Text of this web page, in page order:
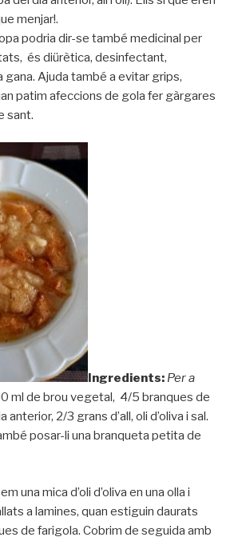
menjar!.
podria dir-se també medicinal per
és diürètica, desinfectant,
gana. Ajuda també a evitar grips,
patim afeccions de gola fer gàrgares
sant.
Ingredients: Per a
ml de brou vegetal, 4/5 branques de
2/3 grans d’all, oli d’oliva i sal.
posar-li una branqueta petita de
una mica d’oli d’oliva en una olla i
a lamines, quan estiguin daurats
de farigola. Cobrim de seguida amb